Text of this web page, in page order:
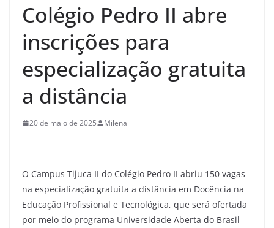
Colégio Pedro II abre
inscrições para
especialização gratuita
a distância
20 de maio de 2025 Milena
O Campus Tijuca II do Colégio Pedro II abriu 150 vagas
na especialização gratuita a distância em Docência na
Educação Profissional e Tecnológica, que será ofertada
por meio do programa Universidade Aberta do Brasil